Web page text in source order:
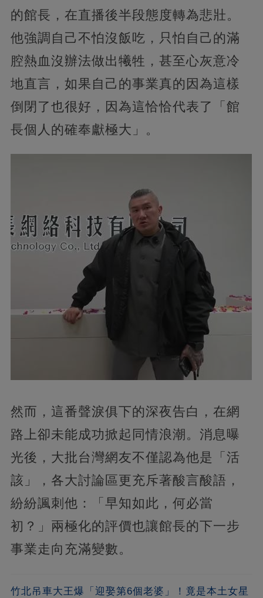
的館長，在直播後半段態度轉為悲壯。
他強調自己不怕沒飯吃，只怕自己的滿
腔熱血沒辦法做出犧牲，甚至心灰意冷
地直言，如果自己的事業真的因為這樣
倒閉了也很好，因為這恰恰代表了「館
長個人的確奉獻極大」。
然而，這番聲淚俱下的深夜告白，在網
路上卻未能成功掀起同情浪潮。消息曝
光後，大批台灣網友不僅認為他是「活
該」，各大討論區更充斥著酸言酸語，
紛紛諷刺他：「早知如此，何必當
初？」兩極化的評價也讓館長的下一步
事業走向充滿變數。
竹北吊車大王爆「迎娶第6個老婆」！竟是本土女星